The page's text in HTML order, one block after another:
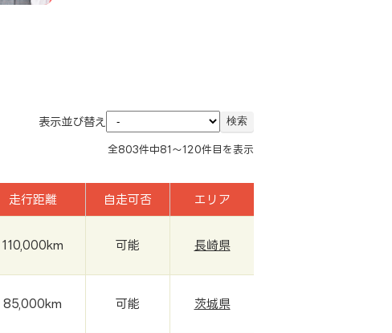
表示並び替え
全803件中81～120件目を表示
走行距離 自走可否 エリア
110,000km 可能 長崎県
85,000km 可能 茨城県